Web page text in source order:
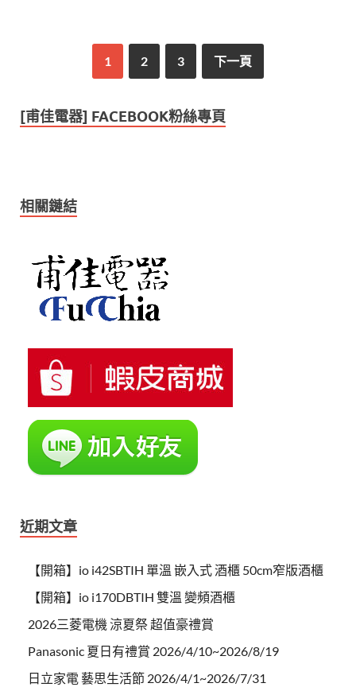
1 2 3 下一頁
[甫佳電器] FACEBOOK粉絲專頁
相關鏈結
近期文章
【開箱】io i42SBTIH 單溫 嵌入式 酒櫃 50cm窄版酒櫃
【開箱】io i170DBTIH 雙溫 變頻酒櫃
2026三菱電機 涼夏祭 超值豪禮賞
Panasonic 夏日有禮賞 2026/4/10~2026/8/19
日立家電 藝思生活節 2026/4/1~2026/7/31